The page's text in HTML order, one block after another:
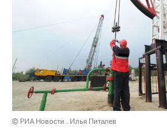
© РИА Новости . Илья Питалев